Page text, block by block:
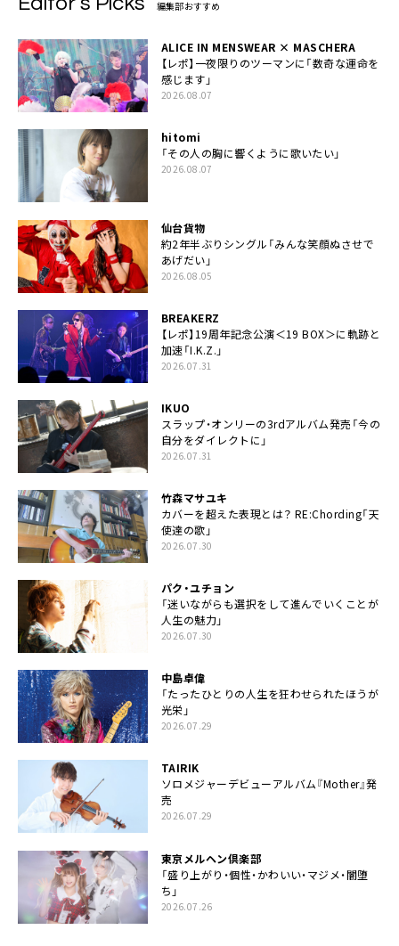
編集部おすすめ
ALICE IN MENSWEAR × MASCHERA
【レポ】一夜限りのツーマンに「数奇な運命を
感じます」
2026.08.07
hitomi
「その人の胸に響くように歌いたい」
2026.08.07
仙台貨物
約2年半ぶりシングル「みんな笑顔ぬさせで
あげだい」
2026.08.05
BREAKERZ
【レポ】19周年記念公演＜19 BOX＞に軌跡と
加速「I.K.Z.」
2026.07.31
IKUO
スラップ・オンリーの3rdアルバム発売「今の
自分をダイレクトに」
2026.07.31
竹森マサユキ
カバーを超えた表現とは？ RE:Chording「天
使達の歌」
2026.07.30
パク・ユチョン
「迷いながらも選択をして進んでいくことが
人生の魅力」
2026.07.30
中島卓偉
「たったひとりの人生を狂わせられたほうが
光栄」
2026.07.29
TAIRIK
ソロメジャーデビューアルバム『Mother』発
売
2026.07.29
東京メルヘン倶楽部
「盛り上がり・個性・かわいい・マジメ・闇堕
ち」
2026.07.26